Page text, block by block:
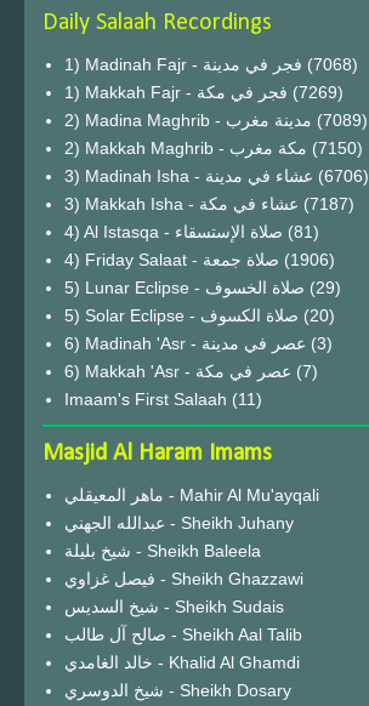
Daily Salaah Recordings
1) Madinah Fajr - فجر في مدينة (7068)
1) Makkah Fajr - فجر في مكة (7269)
2) Madina Maghrib - مدينة مغرب (7089)
2) Makkah Maghrib - مكة مغرب (7150)
3) Madinah Isha - عشاء في مدينة (6706)
3) Makkah Isha - عشاء في مكة (7187)
4) Al Istasqa - صلاة الإستسقاء (81)
4) Friday Salaat - صلاة جمعة (1906)
5) Lunar Eclipse - صلاة الخسوف (29)
(20)
6) Madinah 'Asr - عصر في مدينة (3)
6) Makkah 'Asr - عصر في مكة (7)
Imaam's First Salaah (11)
Masjid Al Haram Imams
ماهر المعيقلي - Mahir Al Mu'ayqali
عبدالله الجهني - Sheikh Juhany
شيخ بليلة - Sheikh Baleela
فيصل غزاوي - Sheikh Ghazzawi
شيخ السديس - Sheikh Sudais
صالح آل طالب - Sheikh Aal Talib
خالد الغامدي - Khalid Al Ghamdi
شيخ الدوسري - Sheikh Dosary